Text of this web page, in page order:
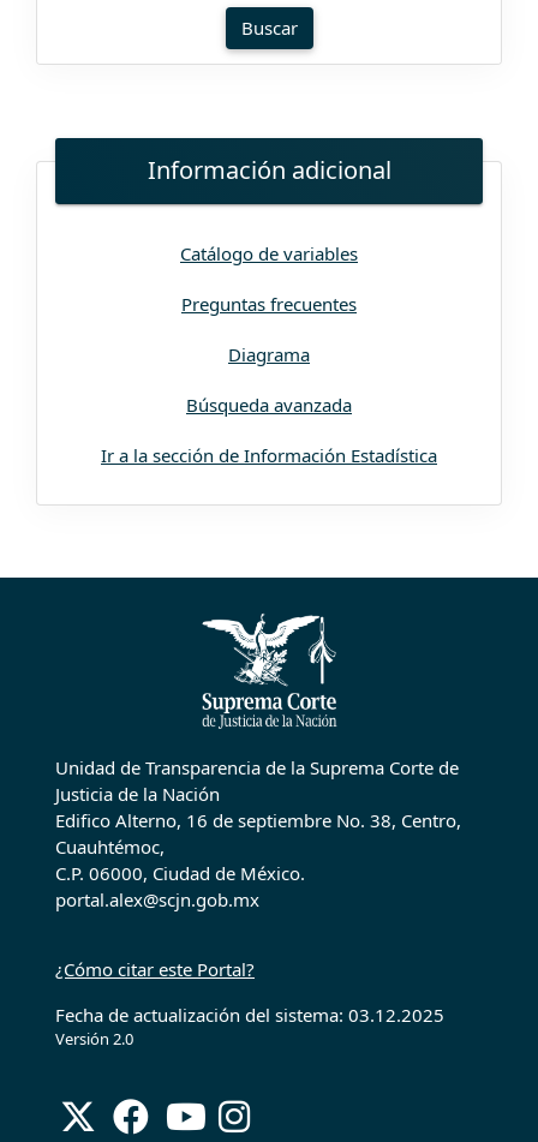
Información adicional
Catálogo de variables
Preguntas frecuentes
Diagrama
Búsqueda avanzada
Ir a la sección de Información Estadística
Unidad de Transparencia de la Suprema Corte de
Justicia de la Nación
Edifico Alterno, 16 de septiembre No. 38, Centro,
Cuauhtémoc,
C.P. 06000, Ciudad de México.
portal.alex@scjn.gob.mx
¿Cómo citar este Portal?
Fecha de actualización del sistema: 03.12.2025
Versión 2.0